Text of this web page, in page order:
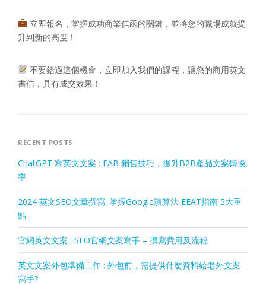
立即報名，掌握成功商業信函的關鍵，並將您的職場成就提
升到新的高度！
不要錯過這個機會，立即加入我們的課程，讓您的商用英文
書信，具有成交效果！
RECENT POSTS
ChatGPT 寫英文文案 : FAB 銷售技巧，提升B2B產品文案轉換
率
2024 英文SEO文章撰寫: 掌握Google演算法 EEAT指南 5大重
點
官網英文文案 : SEO官網文案寫手 – 撰寫費用及流程
英文文案外包準備工作 : 外包前，需提供什麼資料給老外文案
寫手?